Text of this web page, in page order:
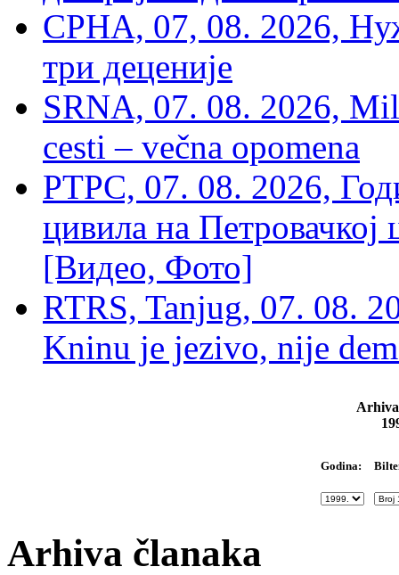
СРНА, 07, 08. 2026,
три деценије
SRNA, 07. 08. 2026,
cesti – večna opomena
РТРС, 07. 08. 2026,
цивила на Петровачкој
[Видео, Фото]
RTRS, Tanjug, 07. 08.
Kninu je jezivo, nije
Godina:
Arhiva članaka